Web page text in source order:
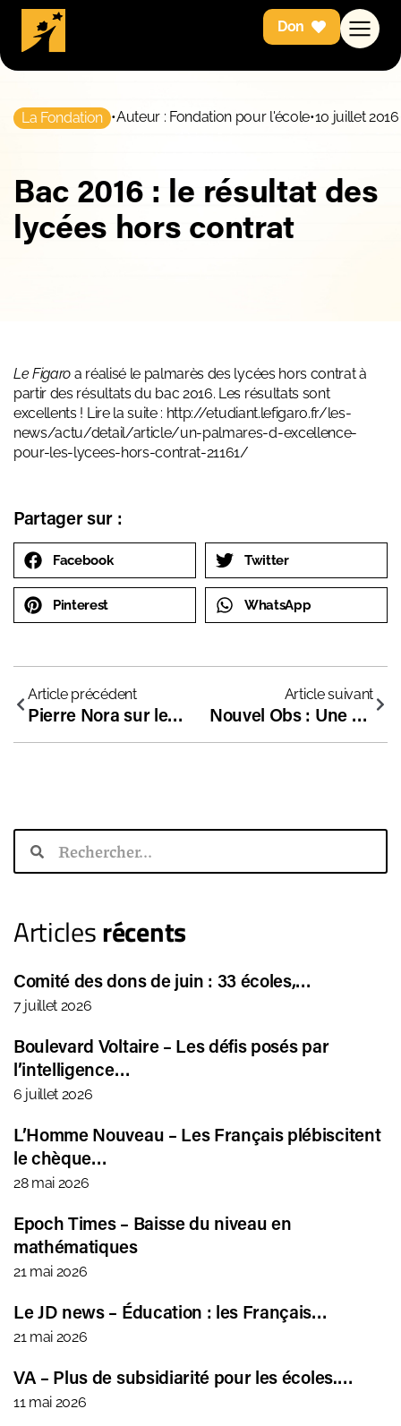
Don
La Fondation •Auteur : Fondation pour l'école•10 juillet 2016
Bac 2016 : le résultat des
lycées hors contrat
Le Figaro a réalisé le palmarès des lycées hors contrat à
partir des résultats du bac 2016. Les résultats sont
excellents ! Lire la suite : http://etudiant.lefigaro.fr/les-
news/actu/detail/article/un-palmares-d-excellence-
pour-les-lycees-hors-contrat-21161/
Partager sur :
Facebook Twitter
Pinterest WhatsApp
Article précédent
Pierre Nora sur les nouveaux programmes d’histoire
Article suivant
Nouvel Obs : Une école pour dys à Toulouse
Articlesrécents
Comité des dons de juin : 33 écoles,…
7 juillet 2026
Boulevard Voltaire – Les défis posés par
l’intelligence…
6 juillet 2026
L’Homme Nouveau – Les Français plébiscitent
le chèque…
28 mai 2026
Epoch Times – Baisse du niveau en
mathématiques
21 mai 2026
Le JD news – Éducation : les Français…
21 mai 2026
VA – Plus de subsidiarité pour les écoles.…
11 mai 2026